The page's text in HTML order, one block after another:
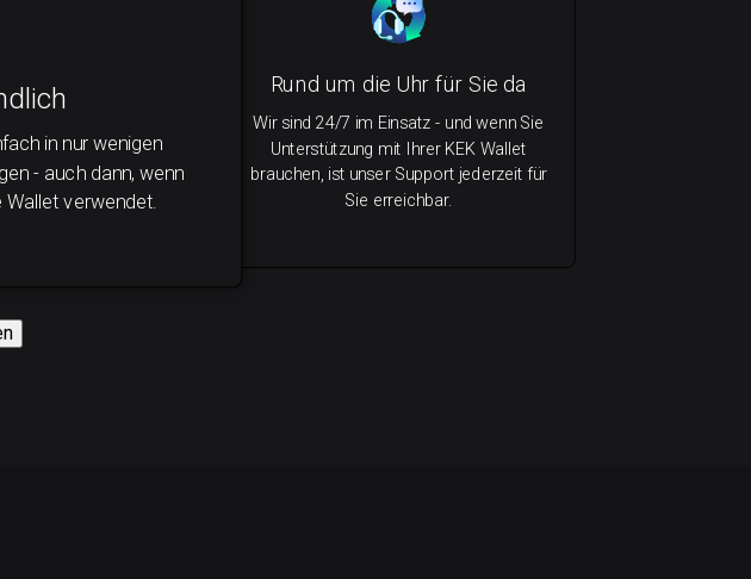
in nur wenigen
- auch dann, wenn
Wallet verwendet.
Rund um die Uhr für Sie da
Wir sind 24/7 im Einsatz - und wenn Sie
Unterstützung mit Ihrer KEK Wallet
brauchen, ist unser Support jederzeit für
Sie erreichbar.